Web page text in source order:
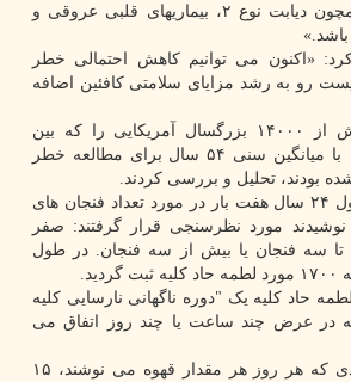
از بیماریهای مزمن همچون دیابت نوع ۲، بیماریهای قلبی عروقی و
«اکنون می توانیم کاهش احتمالی خطر
رو به رشد مزایای سلامتی کافئین اضافه
محققان داده های بیش از ۱۴۰۰۰ بزرگسال آمریکایی را که بین
سالهای ۱۹۸۷ و ۱۹۸۹ با میانگین سنی ۵۴ سال برای مطالعه خطر
بودند، تحلیل و بررسی کردند.
شرکت کنندگان در طول ۲۴ سال هفت بار در مورد تعداد فنجان های
مورد نظرسنجی قرار گرفتند: صفر
تا سه فنجان یا بیش از سه فنجان. در طول
حاد کلیه یک "دوره ناگهانی نارسایی کلیه
در عرض چند ساعت یا چند روز اتفاق می
محققان دریافتند افرادی که هر روز هر مقدار قهوه می نوشند، ۱۵